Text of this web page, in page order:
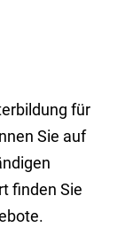
für
Sie auf
finden Sie